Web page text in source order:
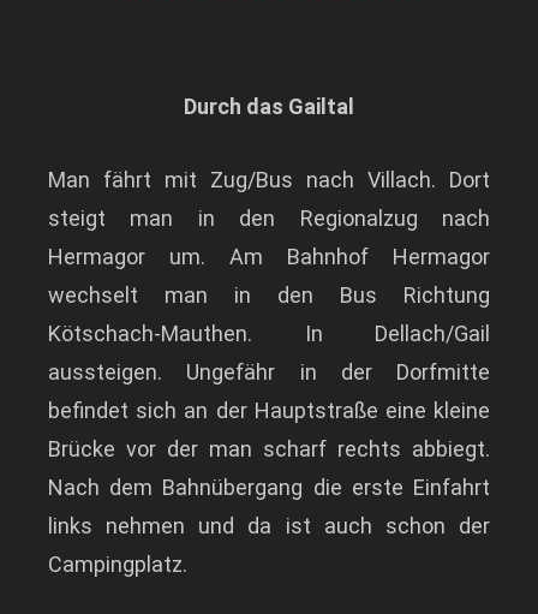
Durch das Gailtal
Man fährt mit Zug/Bus nach Villach. Dort
steigt man in den Regionalzug nach
Hermagor um. Am Bahnhof Hermagor
wechselt man in den Bus Richtung
Kötschach-Mauthen. In Dellach/Gail
aussteigen. Ungefähr in der Dorfmitte
befindet sich an der Hauptstraße eine kleine
Brücke vor der man scharf rechts abbiegt.
Nach dem Bahnübergang die erste Einfahrt
links nehmen und da ist auch schon der
Campingplatz.